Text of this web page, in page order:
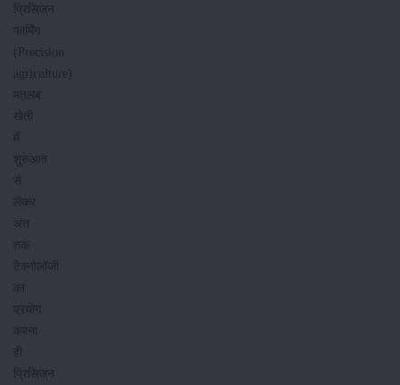
प्रिसिजन
फार्मिंग
(Precision
agriculture)
मतलब
खेती
में
शुरुआत
से
लेकर
अंत
तक
टेक्नोलॉजी
का
प्रयोग
करना
ही
प्रिसिजन